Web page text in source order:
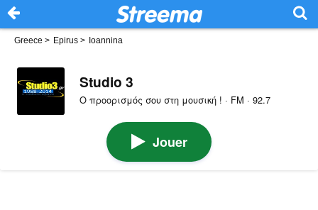
Greece > Epirus > Ioannina
Studio 3
Ο προορισμός σου στη μουσική ! · FM · 92.7
Jouer